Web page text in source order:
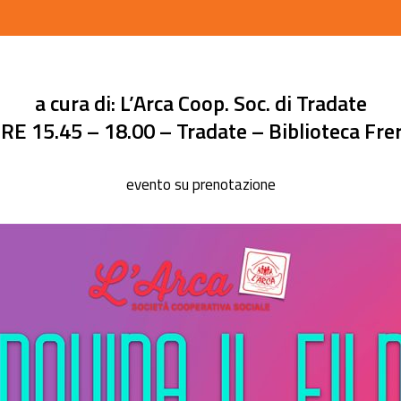
a cura di: L’Arca Coop. Soc. di Tradate
15.45 – 18.00 – Tradate – Biblioteca
evento su prenotazione